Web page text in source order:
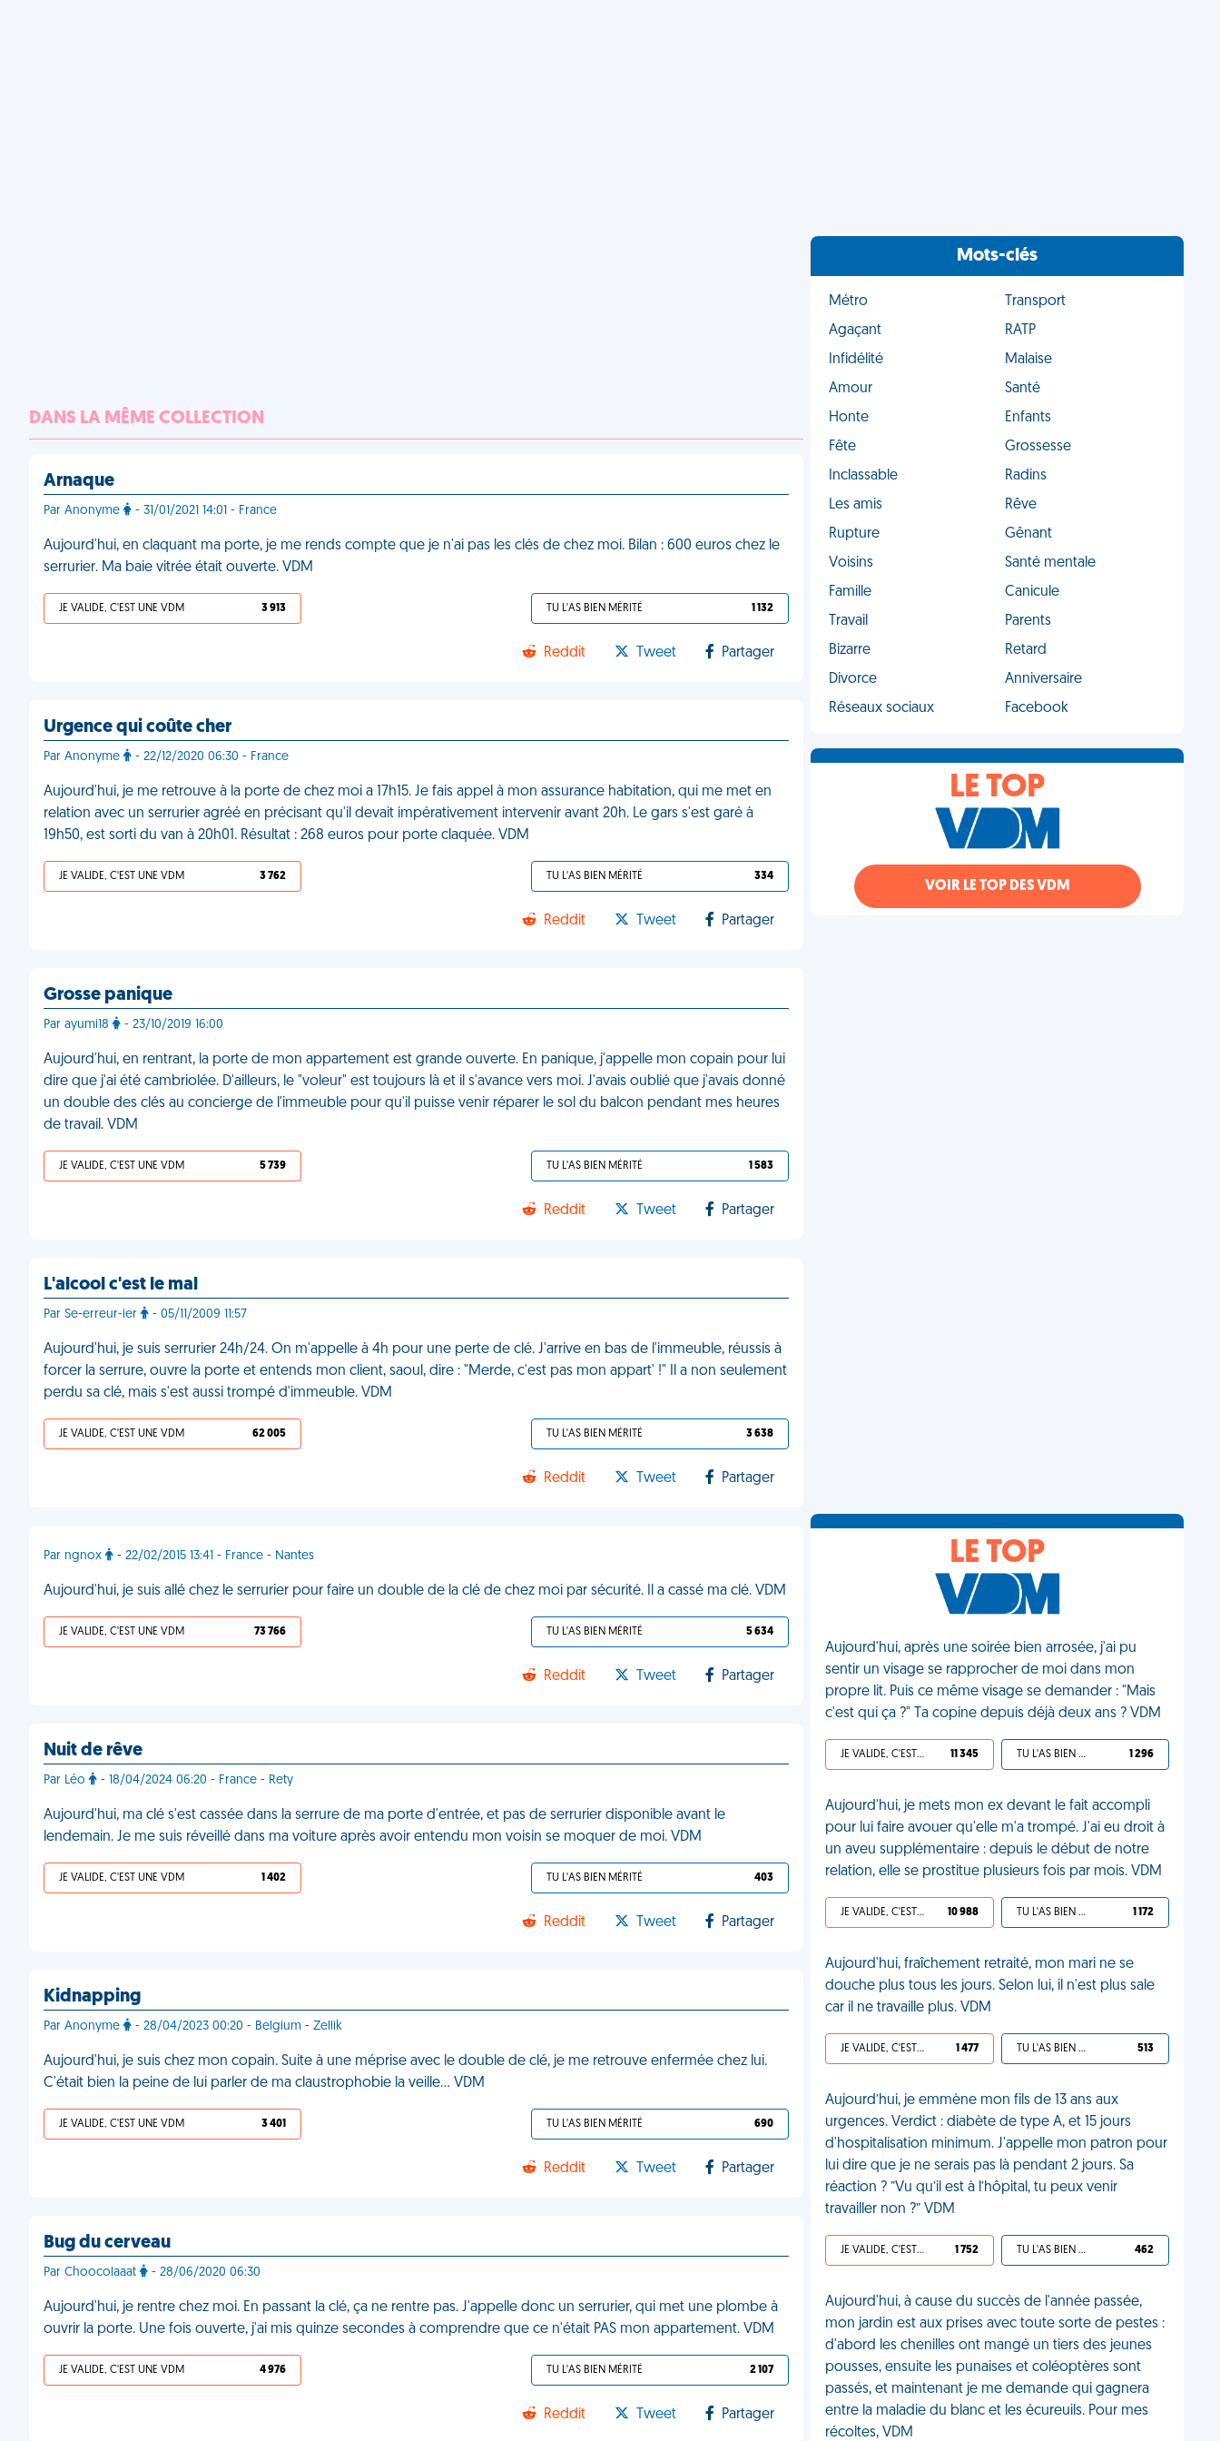
DANS LA MÊME COLLECTION
Arnaque
Par Anonyme - 31/01/2021 14:01 - France
Aujourd'hui, en claquant ma porte, je me rends compte que je n'ai pas les clés de chez moi. Bilan : 600 euros chez le
serrurier. Ma baie vitrée était ouverte. VDM
JE VALIDE, C'EST UNE VDM 3 913 TU L'AS BIEN MÉRITÉ 1 132
Reddit Tweet Partager
Urgence qui coûte cher
Par Anonyme - 22/12/2020 06:30 - France
Aujourd'hui, je me retrouve à la porte de chez moi a 17h15. Je fais appel à mon assurance habitation, qui me met en
relation avec un serrurier agréé en précisant qu'il devait impérativement intervenir avant 20h. Le gars s'est garé à
19h50, est sorti du van à 20h01. Résultat : 268 euros pour porte claquée. VDM
JE VALIDE, C'EST UNE VDM 3 762 TU L'AS BIEN MÉRITÉ 334
Reddit Tweet Partager
Grosse panique
Par ayumi18 - 23/10/2019 16:00
Aujourd'hui, en rentrant, la porte de mon appartement est grande ouverte. En panique, j'appelle mon copain pour lui
dire que j'ai été cambriolée. D'ailleurs, le "voleur" est toujours là et il s'avance vers moi. J'avais oublié que j'avais donné
un double des clés au concierge de l'immeuble pour qu'il puisse venir réparer le sol du balcon pendant mes heures
de travail. VDM
JE VALIDE, C'EST UNE VDM 5 739 TU L'AS BIEN MÉRITÉ 1 583
Reddit Tweet Partager
L'alcool c'est le mal
Par Se-erreur-ier - 05/11/2009 11:57
Aujourd'hui, je suis serrurier 24h/24. On m'appelle à 4h pour une perte de clé. J'arrive en bas de l'immeuble, réussis à
forcer la serrure, ouvre la porte et entends mon client, saoul, dire : "Merde, c'est pas mon appart' !" Il a non seulement
perdu sa clé, mais s'est aussi trompé d'immeuble. VDM
JE VALIDE, C'EST UNE VDM 62 005 TU L'AS BIEN MÉRITÉ 3 638
Reddit Tweet Partager
Par ngnox - 22/02/2015 13:41 - France - Nantes
Aujourd'hui, je suis allé chez le serrurier pour faire un double de la clé de chez moi par sécurité. Il a cassé ma clé. VDM
JE VALIDE, C'EST UNE VDM 73 766 TU L'AS BIEN MÉRITÉ 5 634
Reddit Tweet Partager
Nuit de rêve
Par Léo - 18/04/2024 06:20 - France - Rety
Aujourd'hui, ma clé s'est cassée dans la serrure de ma porte d'entrée, et pas de serrurier disponible avant le
lendemain. Je me suis réveillé dans ma voiture après avoir entendu mon voisin se moquer de moi. VDM
JE VALIDE, C'EST UNE VDM 1 402 TU L'AS BIEN MÉRITÉ 403
Reddit Tweet Partager
Kidnapping
Par Anonyme - 28/04/2023 00:20 - Belgium - Zellik
Aujourd'hui, je suis chez mon copain. Suite à une méprise avec le double de clé, je me retrouve enfermée chez lui.
C'était bien la peine de lui parler de ma claustrophobie la veille… VDM
JE VALIDE, C'EST UNE VDM 3 401 TU L'AS BIEN MÉRITÉ 690
Reddit Tweet Partager
Bug du cerveau
Par Choocolaaat - 28/06/2020 06:30
Aujourd'hui, je rentre chez moi. En passant la clé, ça ne rentre pas. J'appelle donc un serrurier, qui met une plombe à
ouvrir la porte. Une fois ouverte, j'ai mis quinze secondes à comprendre que ce n'était PAS mon appartement. VDM
JE VALIDE, C'EST UNE VDM 4 976 TU L'AS BIEN MÉRITÉ 2 107
Reddit Tweet Partager
Mots-clés
Métro
Transport
Agaçant
RATP
Infidélité
Malaise
Amour
Santé
Honte
Enfants
Fête
Grossesse
Inclassable
Radins
Les amis
Rêve
Rupture
Gênant
Voisins
Santé mentale
Famille
Canicule
Travail
Parents
Bizarre
Retard
Divorce
Anniversaire
Réseaux sociaux
Facebook
LE TOP
VOIR LE TOP DES VDM
LE TOP
Aujourd'hui, après une soirée bien arrosée, j'ai pu
sentir un visage se rapprocher de moi dans mon
propre lit. Puis ce même visage se demander : "Mais
c'est qui ça ?" Ta copine depuis déjà deux ans ? VDM
JE VALIDE, C'EST UNE VDM 11 345 TU L'AS BIEN MÉRITÉ 1 296
Aujourd'hui, je mets mon ex devant le fait accompli
pour lui faire avouer qu'elle m'a trompé. J'ai eu droit à
un aveu supplémentaire : depuis le début de notre
relation, elle se prostitue plusieurs fois par mois. VDM
JE VALIDE, C'EST UNE VDM 10 988 TU L'AS BIEN MÉRITÉ 1 172
Aujourd'hui, fraîchement retraité, mon mari ne se
douche plus tous les jours. Selon lui, il n'est plus sale
car il ne travaille plus. VDM
JE VALIDE, C'EST UNE VDM 1 477 TU L'AS BIEN MÉRITÉ 513
Aujourd’hui, je emmène mon fils de 13 ans aux
urgences. Verdict : diabète de type A, et 15 jours
d'hospitalisation minimum. J'appelle mon patron pour
lui dire que je ne serais pas là pendant 2 jours. Sa
réaction ? ”Vu qu’il est à l’hôpital, tu peux venir
travailler non ?” VDM
JE VALIDE, C'EST UNE VDM 1 752 TU L'AS BIEN MÉRITÉ 462
Aujourd'hui, à cause du succès de l'année passée,
mon jardin est aux prises avec toute sorte de pestes :
d'abord les chenilles ont mangé un tiers des jeunes
pousses, ensuite les punaises et coléoptères sont
passés, et maintenant je me demande qui gagnera
entre la maladie du blanc et les écureuils. Pour mes
récoltes, VDM